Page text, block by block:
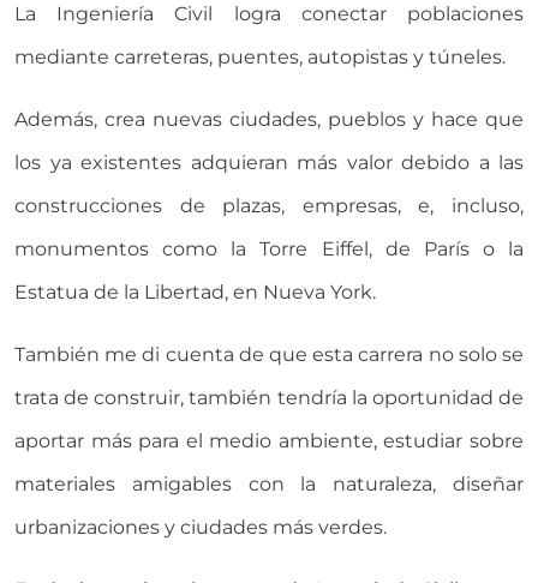
La Ingeniería Civil logra conectar poblaciones
mediante carreteras, puentes, autopistas y túneles.
Además, crea nuevas ciudades, pueblos y hace que
los ya existentes adquieran más valor debido a las
construcciones de plazas, empresas, e, incluso,
monumentos como la Torre Eiffel, de París o la
Estatua de la Libertad, en Nueva York.
También me di cuenta de que esta carrera no solo se
trata de construir, también tendría la oportunidad de
aportar más para el medio ambiente, estudiar sobre
materiales amigables con la naturaleza, diseñar
urbanizaciones y ciudades más verdes.